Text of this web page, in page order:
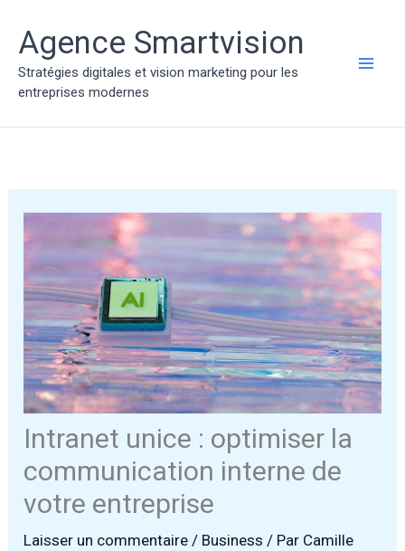
contenu
Agence Smartvision
Stratégies digitales et vision marketing pour les
entreprises modernes
Intranet unice : optimiser la
communication interne de
votre entreprise
Laisser un commentaire / Business / Par Camille